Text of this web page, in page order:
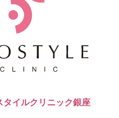
タイルクリニック銀座